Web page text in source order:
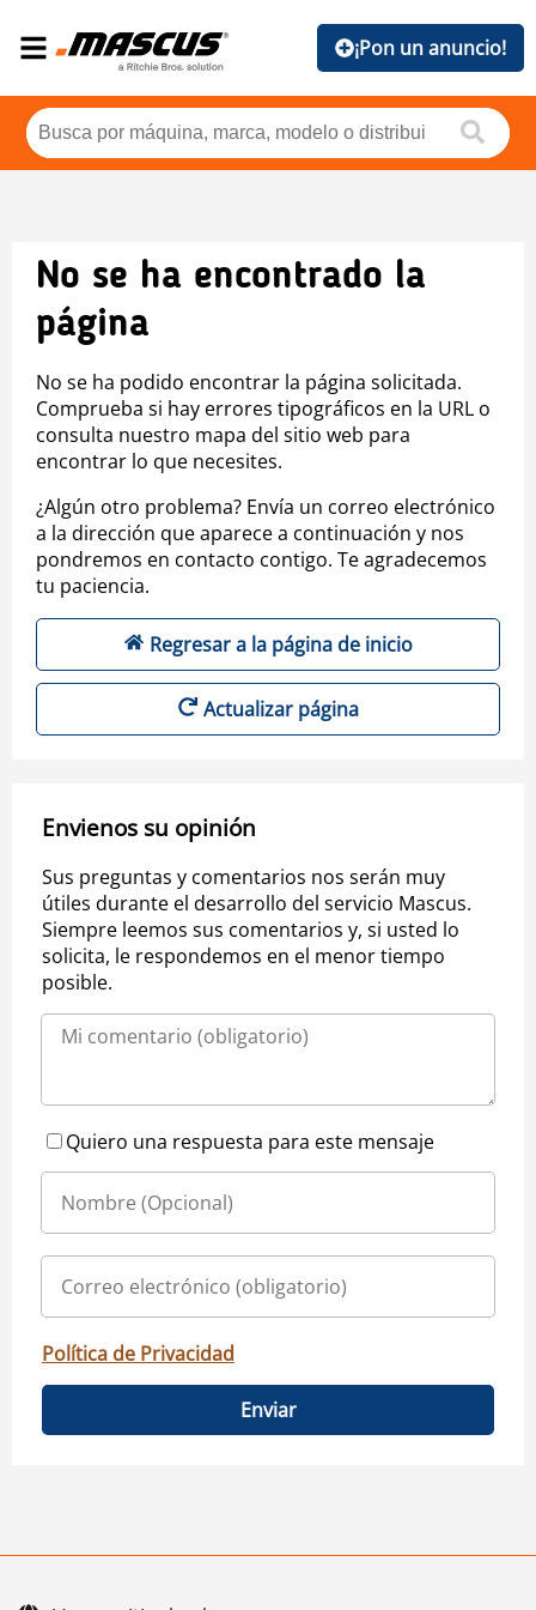
¡Pon un anuncio!
No se ha encontrado la
página
No se ha podido encontrar la página solicitada.
Comprueba si hay errores tipográficos en la URL o
consulta nuestro mapa del sitio web para
encontrar lo que necesites.
¿Algún otro problema? Envía un correo electrónico
a la dirección que aparece a continuación y nos
pondremos en contacto contigo. Te agradecemos
tu paciencia.
Regresar a la página de inicio
Actualizar página
Envienos su opinión
Sus preguntas y comentarios nos serán muy
útiles durante el desarrollo del servicio Mascus.
Siempre leemos sus comentarios y, si usted lo
solicita, le respondemos en el menor tiempo
posible.
Quiero una respuesta para este mensaje
Política de Privacidad
Enviar